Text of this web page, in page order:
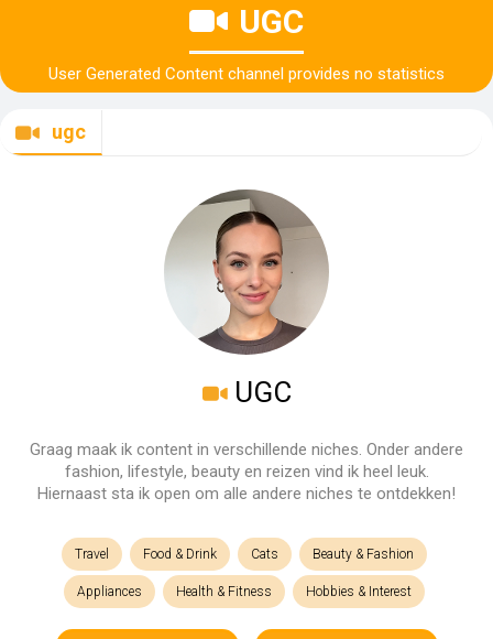
UGC
User Generated Content channel provides no statistics
ugc
UGC
Graag maak ik content in verschillende niches. Onder andere
fashion, lifestyle, beauty en reizen vind ik heel leuk.
Hiernaast sta ik open om alle andere niches te ontdekken!
Travel Food & Drink Cats Beauty & Fashion
Appliances Health & Fitness Hobbies & Interest